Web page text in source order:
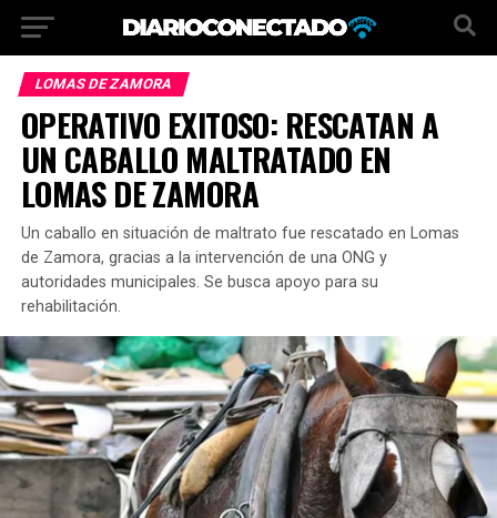
LOMAS DE ZAMORA
OPERATIVO EXITOSO: RESCATAN A
UN CABALLO MALTRATADO EN
LOMAS DE ZAMORA
Un caballo en situación de maltrato fue rescatado en Lomas
de Zamora, gracias a la intervención de una ONG y
autoridades municipales. Se busca apoyo para su
rehabilitación.